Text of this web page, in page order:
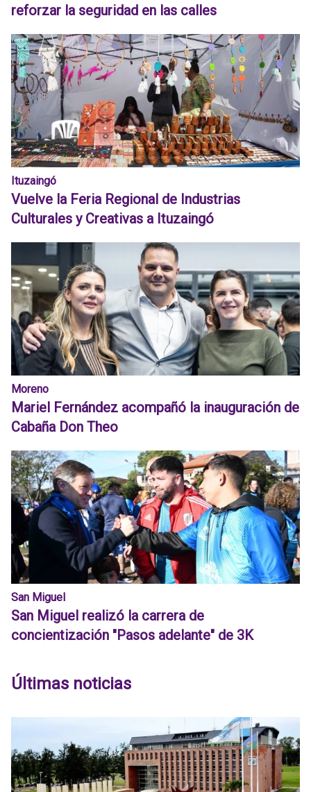
reforzar la seguridad en las calles
Ituzaingó
Vuelve la Feria Regional de Industrias
Culturales y Creativas a Ituzaingó
Moreno
Mariel Fernández acompañó la inauguración de
Cabaña Don Theo
San Miguel
San Miguel realizó la carrera de
concientización "Pasos adelante" de 3K
Últimas noticias